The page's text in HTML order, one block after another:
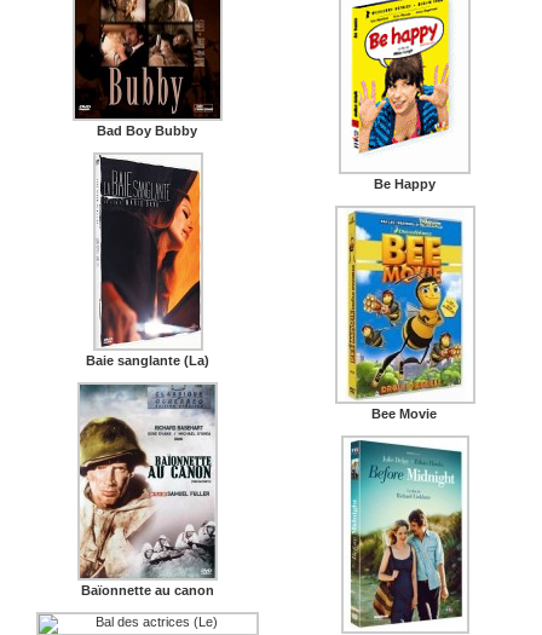
Bad Boy Bubby
Baie sanglante (La)
Baïonnette au canon
Be Happy
Bee Movie